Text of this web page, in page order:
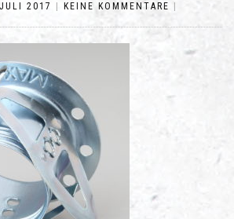
2017 KEINE KOMMENTARE